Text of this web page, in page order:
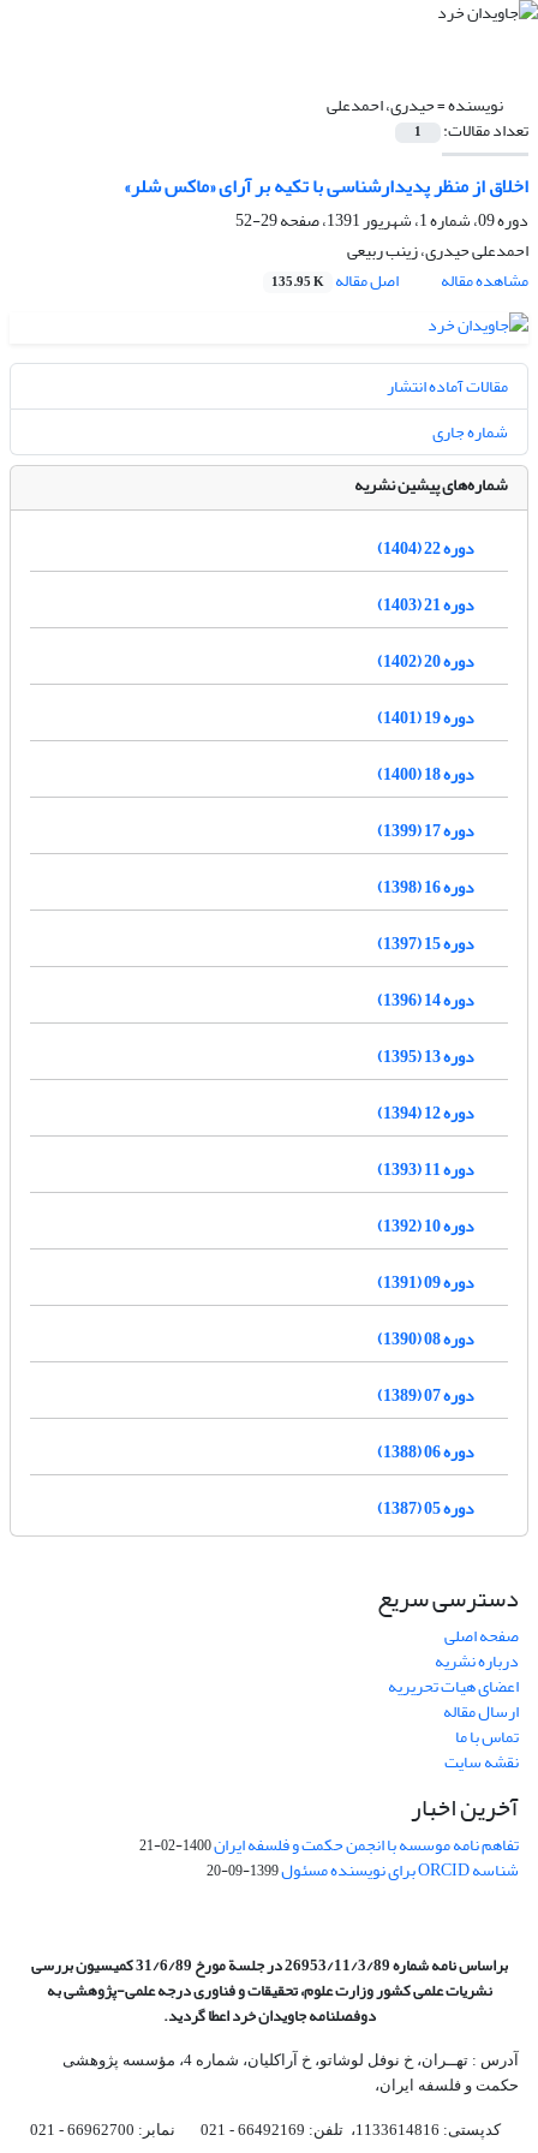
نویسنده =حیدری، احمدعلی
تعداد مقالات: 1
اخلاق از منظر پدیدارشناسی با تکیه بر آرای «ماکس شلر»
دوره 09، شماره 1، شهریور 1391، صفحه
29-52
احمدعلی حیدری، زینب ربیعی
مشاهده مقاله
اصل مقاله 135.95 K
مقالات آماده انتشار
شماره جاری
شماره‌های پیشین نشریه
دوره 22 (1404)
دوره 21 (1403)
دوره 20 (1402)
دوره 19 (1401)
دوره 18 (1400)
دوره 17 (1399)
دوره 16 (1398)
دوره 15 (1397)
دوره 14 (1396)
دوره 13 (1395)
دوره 12 (1394)
دوره 11 (1393)
دوره 10 (1392)
دوره 09 (1391)
دوره 08 (1390)
دوره 07 (1389)
دوره 06 (1388)
دوره 05 (1387)
دسترسی سریع
صفحه اصلی
درباره نشریه
اعضای هیات تحریریه
ارسال مقاله
تماس با ما
نقشه سایت
آخرین اخبار
تفاهم نامه موسسه با انجمن حکمت و فلسفه ایران1400-02-21
شناسه ORCID برای نویسنده مسئول 1399-09-20
براساس نامه شماره 26953/11/3/89 در جلسة مورخ 31/6/89 کمیسیون
بررسی
نشریات علمی کشور وزارت علوم، تحقیقات و فناوری درجه علمی‌-پژوهشیبه
دوفصلنامه جاویدان خرد اعطا گردید.
آدرس : تهــران، خ نوفل لوشاتو، خ آراکلیان، شماره 4،‌ مؤسسه پژوهشی
حکمت و فلسفه ایران،‌
کدپستی: 1133614816، تلفن: 66492169 - 021 نمابر: 66962700 - 021